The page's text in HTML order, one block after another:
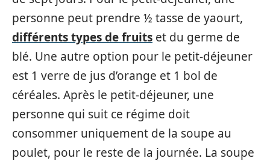
personne peut prendre ½ tasse de yaourt,
différents types de fruits et du germe de
blé. Une autre option pour le petit-déjeuner
est 1 verre de jus d’orange et 1 bol de
céréales. Après le petit-déjeuner, une
personne qui suit ce régime doit
consommer uniquement de la soupe au
poulet, pour le reste de la journée. La soupe